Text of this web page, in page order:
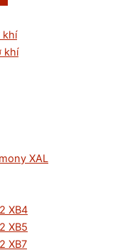
khí
khí
XAL
XB4
XB5
XB7